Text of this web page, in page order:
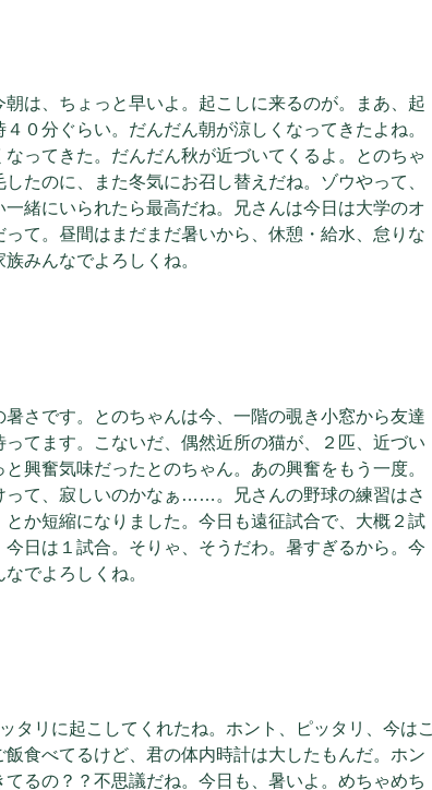
は、ちょっと早いよ。起こしに来るのが。まあ、起
０分ぐらい。だんだん朝が涼しくなってきたよね。
なってきた。だんだん秋が近づいてくるよ。とのちゃ
たのに、また冬気にお召し替えだね。ゾウやって、
一緒にいられたら最高だね。兄さんは今日は大学のオ
って。昼間はまだまだ暑いから、休憩・給水、怠りな
みんなでよろしくね。
暑さです。とのちゃんは今、一階の覗き小窓から友達
ってます。こないだ、偶然近所の猫が、２匹、近づい
興奮気味だったとのちゃん。あの興奮をもう一度。
って、寂しいのかなぁ……。兄さんの野球の練習はさ
とか短縮になりました。今日も遠征試合で、大概２試
今日は１試合。そりゃ、そうだわ。暑すぎるから。今
でよろしくね。
タリに起こしてくれたね。ホント、ピッタリ、今はこ
飯食べてるけど、君の体内時計は大したもんだ。ホン
てるの？？不思議だね。今日も、暑いよ。めちゃめち